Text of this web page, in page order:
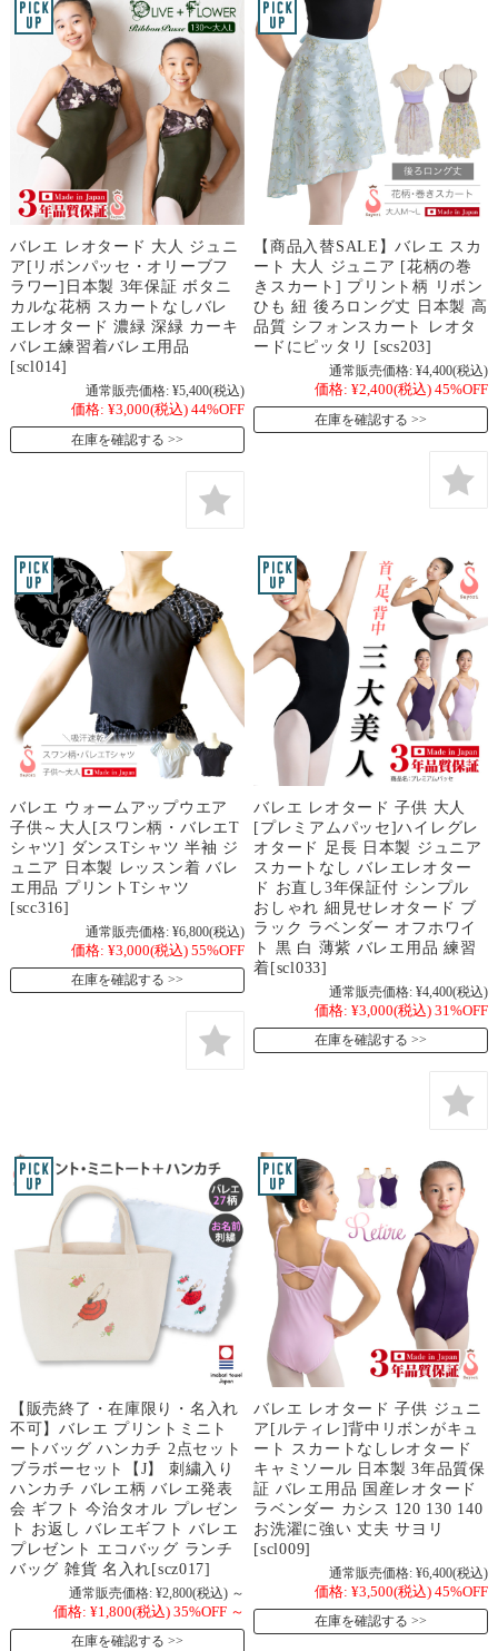
バレエ レオタード 大人 ジュニ
ア[リボンパッセ・オリーブフ
ラワー]日本製 3年保証 ボタニ
カルな花柄 スカートなしバレ
エレオタード 濃緑 深緑 カーキ
バレエ練習着バレエ用品
[scl014]
通常販売価格: ¥5,400(税込)
価格: ¥3,000(税込) 44%OFF
在庫を確認する
【商品入替SALE】バレエ スカ
ート 大人 ジュニア [花柄の巻
きスカート] プリント柄 リボン
ひも 紐 後ろロング丈 日本製 高
品質 シフォンスカート レオタ
ードにピッタリ [scs203]
通常販売価格: ¥4,400(税込)
価格: ¥2,400(税込) 45%OFF
在庫を確認する
バレエ ウォームアップウエア
子供～大人[スワン柄・バレエT
シャツ] ダンスTシャツ 半袖 ジ
ュニア 日本製 レッスン着 バレ
エ用品 プリントTシャツ
[scc316]
通常販売価格: ¥6,800(税込)
価格: ¥3,000(税込) 55%OFF
在庫を確認する
バレエ レオタード 子供 大人
[プレミアムパッセ]ハイレグレ
オタード 足長 日本製 ジュニア
スカートなし バレエレオター
ド お直し3年保証付 シンプル
おしゃれ 細見せレオタード ブ
ラック ラベンダー オフホワイ
ト 黒 白 薄紫 バレエ用品 練習
着[scl033]
通常販売価格: ¥4,400(税込)
価格: ¥3,000(税込) 31%OFF
在庫を確認する
【販売終了・在庫限り・名入れ
不可】バレエ プリントミニト
ートバッグ ハンカチ 2点セット
ブラボーセット【J】 刺繍入り
ハンカチ バレエ柄 バレエ発表
会 ギフト 今治タオル プレゼン
ト お返し バレエギフト バレエ
プレゼント エコバッグ ランチ
バッグ 雑貨 名入れ[scz017]
通常販売価格: ¥2,800(税込) ～
価格: ¥1,800(税込) 35%OFF ～
在庫を確認する
バレエ レオタード 子供 ジュニ
ア[ルティレ]背中リボンがキュ
ート スカートなしレオタード
キャミソール 日本製 3年品質保
証 バレエ用品 国産レオタード
ラベンダー カシス 120 130 140
お洗濯に強い 丈夫 サヨリ
[scl009]
通常販売価格: ¥6,400(税込)
価格: ¥3,500(税込) 45%OFF
在庫を確認する